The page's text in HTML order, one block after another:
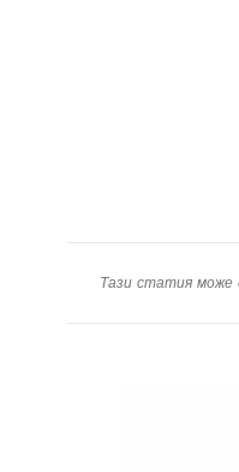
Тази статия може